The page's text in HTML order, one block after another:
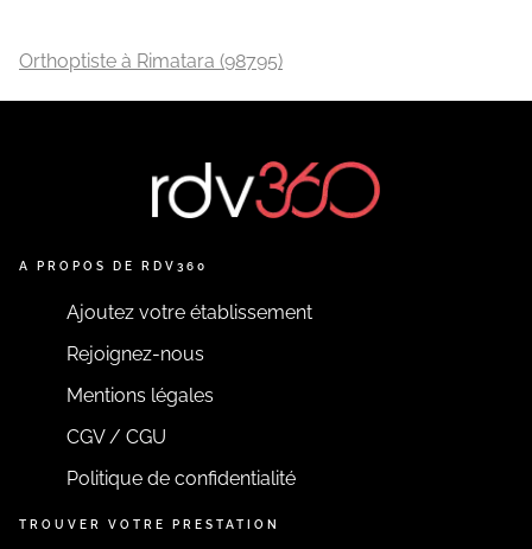
Orthoptiste à Rimatara (98795)
A PROPOS DE RDV360
Ajoutez votre établissement
Rejoignez-nous
Mentions légales
CGV / CGU
Politique de confidentialité
TROUVER VOTRE PRESTATION